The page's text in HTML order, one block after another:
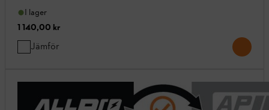
I lager
1 140,00 kr
Jämför